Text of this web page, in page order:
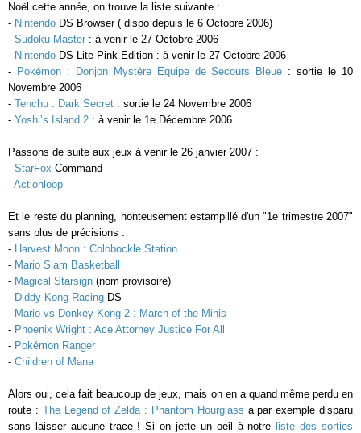
Noël cette année, on trouve la liste suivante :
- Nintendo DS Browser ( dispo depuis le 6 Octobre 2006)
- Sudoku Master : à venir le 27 Octobre 2006
- Nintendo DS Lite Pink Edition : à venir le 27 Octobre 2006
- Pokémon : Donjon Mystère Equipe de Secours Bleue : sortie le 10
Novembre 2006
- Tenchu : Dark Secret : sortie le 24 Novembre 2006
- Yoshi’s Island 2 : à venir le 1e Décembre 2006
Passons de suite aux jeux à venir le 26 janvier 2007 :
- StarFox Command
- Actionloop
Et le reste du planning, honteusement estampillé d'un "1e trimestre 2007"
sans plus de précisions :
- Harvest Moon : Colobockle Station
- Mario Slam Basketball
- Magical Starsign (nom provisoire)
- Diddy Kong Racing DS
- Mario vs Donkey Kong 2 : March of the Minis
- Phoenix Wright : Ace Attorney Justice For All
- Pokémon Ranger
- Children of Mana
Alors oui, cela fait beaucoup de jeux, mais on en a quand même perdu en
route : The Legend of Zelda : Phantom Hourglass a par exemple disparu
sans laisser aucune trace ! Si on jette un oeil à notre liste des sorties